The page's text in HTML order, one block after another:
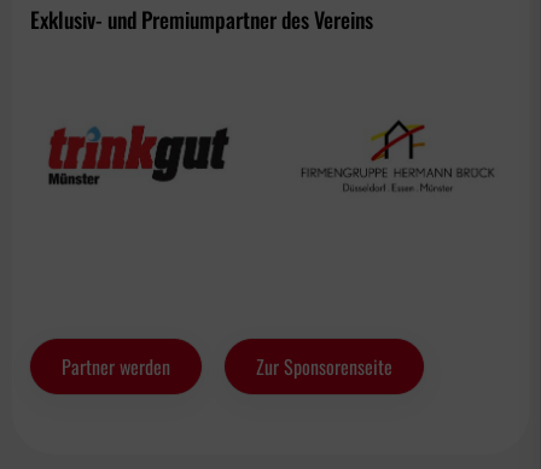
Exklusiv- und Premiumpartner des Vereins
Partner werden Zur Sponsorenseite